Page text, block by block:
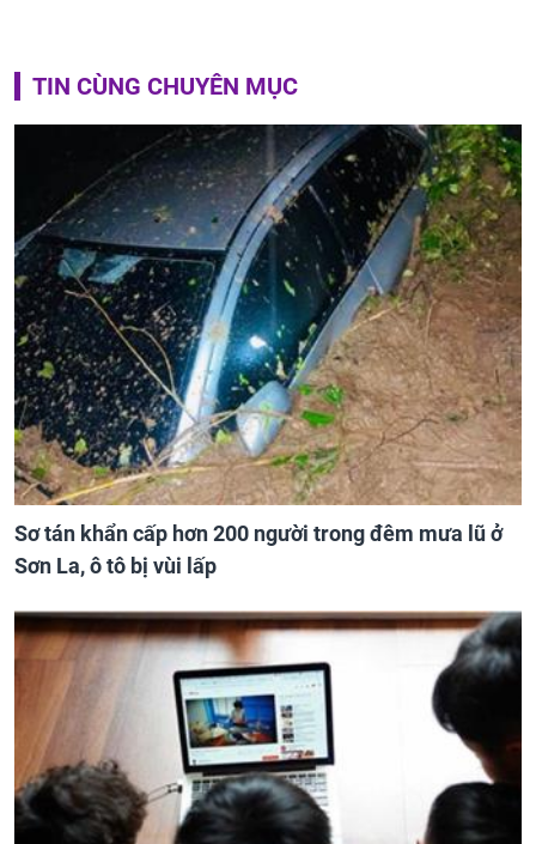
TIN CÙNG CHUYÊN MỤC
Sơ tán khẩn cấp hơn 200 người trong đêm mưa lũ ở
Sơn La, ô tô bị vùi lấp